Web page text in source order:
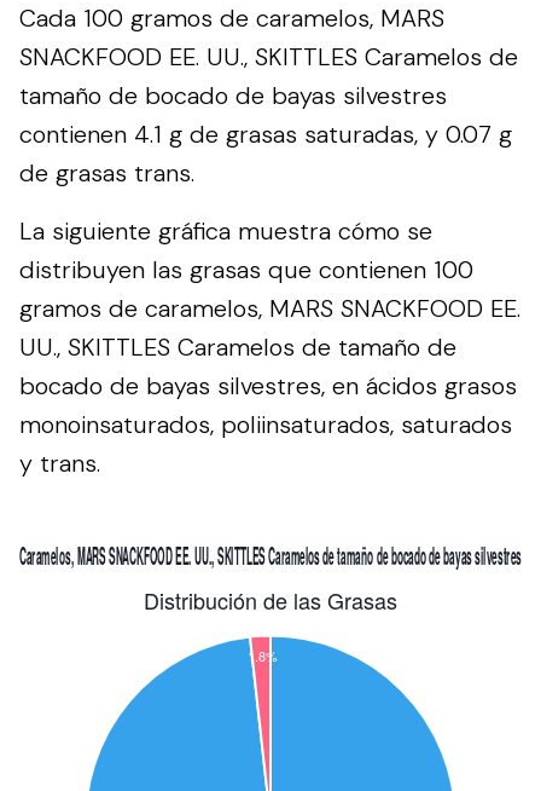
Cada 100 gramos de caramelos, MARS
SNACKFOOD EE. UU., SKITTLES Caramelos de
tamaño de bocado de bayas silvestres
contienen 4.1 g de grasas saturadas, y 0.07 g
de grasas trans.
La siguiente gráfica muestra cómo se
distribuyen las grasas que contienen 100
gramos de caramelos, MARS SNACKFOOD EE.
UU., SKITTLES Caramelos de tamaño de
bocado de bayas silvestres, en ácidos grasos
monoinsaturados, poliinsaturados, saturados
y trans.